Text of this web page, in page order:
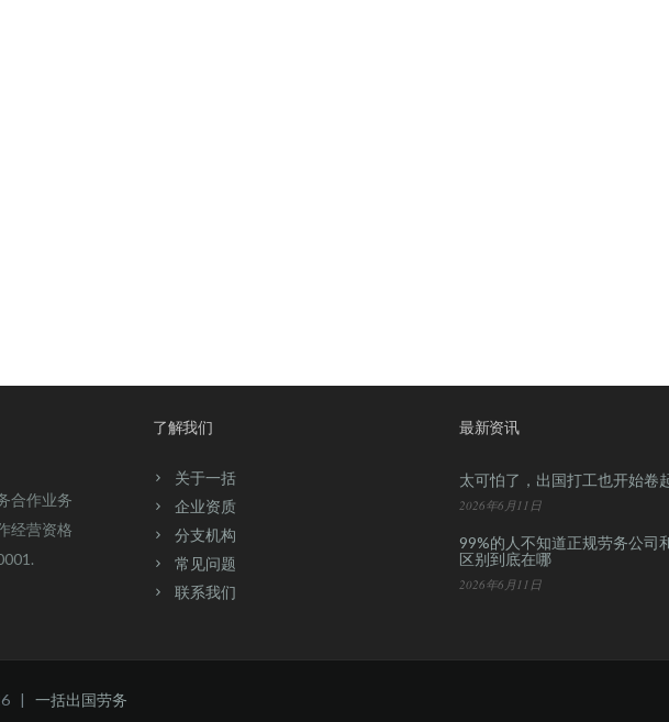
合作业务
经营资格
了解我们
关于一括
企业资质
分支机构
常见问题
联系我们
最新资讯
太可怕了，出国打工也开始卷
2026年6月11日
99%的人不知道正规劳务公司
区别到底在哪
2026年6月11日
| 一括出国劳务